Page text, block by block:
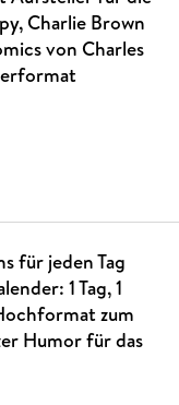
Charlie Brown
von Charles
für jeden Tag
1 Tag, 1
zum
Humor für das